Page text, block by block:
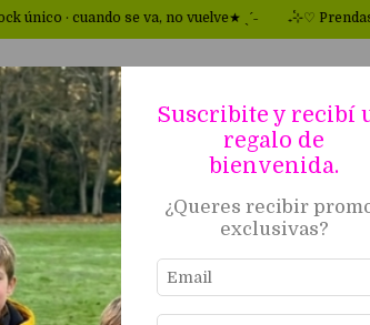
· cuando se va, no vuelve★ ˎˊ˗ ₊˚⊹♡ Prendas
VENDER EN Fapp SOBRE FAPP
Inicio BEBAS . ROMPEVIENTOS
ROMPEVIENTOS
Filtrar
Suscribite y recibí
regalo de
bienvenida.
¿Queres recibir
exclusivas?